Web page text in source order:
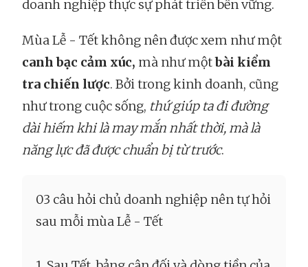
doanh nghiệp thực sự phát triển bền vững.
Mùa Lễ - Tết không nên được xem như một
canh bạc cảm xúc, mà như mộtbài kiểm
tra chiến lược. Bởi trong kinh doanh, cũng
như trong cuộc sống, thứ giúp ta đi đường
dài hiếm khi là may mắn nhất thời, mà là
năng lực đã được chuẩn bị từ trước.
03 câu hỏi chủ doanh nghiệp nên tự hỏi
sau mỗi mùa Lễ - Tết